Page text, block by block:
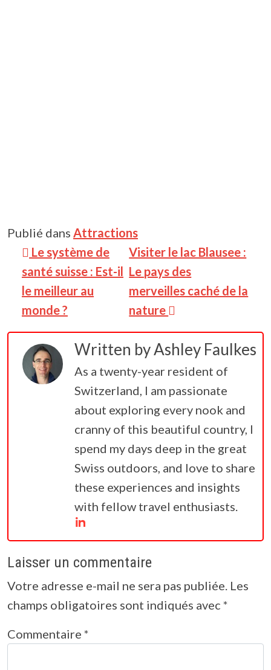
Publié dans Attractions
Navigation des articles
Le système de
santé suisse : Est-il
le meilleur au
monde ?
Visiter le lac Blausee :
Le pays des
merveilles caché de la
nature
Written byAshley Faulkes
As a twenty-year resident of
Switzerland, I am passionate
about exploring every nook and
cranny of this beautiful country, I
spend my days deep in the great
Swiss outdoors, and love to share
these experiences and insights
with fellow travel enthusiasts.
Laisser un commentaire
Votre adresse e-mail ne sera pas publiée. Les
champs obligatoires sont indiqués avec *
Commentaire *